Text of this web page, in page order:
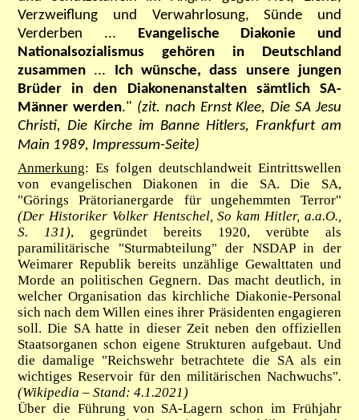
Verzweiflung und Verwahrlosung, Sünde und
Verderben ... Evangelische Diakonie und
Nationalsozialismus gehören in Deutschland
zusammen ... Ich wünsche, dass unsere jungen
Brüder in den Diakonenanstalten sämtlich SA-
Männer werden." (zit. nach Ernst Klee, Die SA Jesu
Christi, Die Kirche im Banne Hitlers, Frankfurt am
Main 1989, Impressum-Seite)
Anmerkung: Es folgen deutschlandweit Eintrittswellen
von evangelischen Diakonen in die SA. Die SA,
"Görings Prätorianergarde für ungehemmten Terror"
(Der Historiker Volker Hentschel, So kam Hitler, a.a.O.,
S. 131), gegründet bereits 1920, verübte als
paramilitärische "Sturmabteilung" der NSDAP in der
Weimarer Republik bereits unzählige Gewalttaten und
Morde an politischen Gegnern. Das macht deutlich, in
welcher Organisation das kirchliche Diakonie-Personal
sich nach dem Willen eines ihrer Präsidenten engagieren
soll. Die SA hatte in dieser Zeit neben den offiziellen
Staatsorganen schon eigene Strukturen aufgebaut. Und
die damalige "Reichswehr betrachtete die SA als ein
wichtiges Reservoir für den militärischen Nachwuchs".
(Wikipedia – Stand: 4.1.2021)
Über die Führung von SA-Lagern schon im Frühjahr